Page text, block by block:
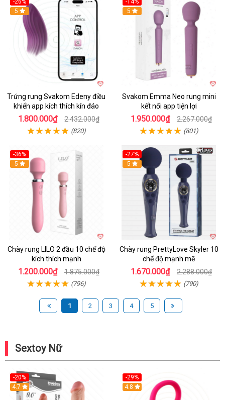
-26%
Hot
5
Trứng rung Svakom Edeny điều
khiển app kích thích kín đáo
1.800.000₫ 2.432.000₫
(820)
-14%
Hot
5
Svakom Emma Neo rung mini
kết nối app tiện lợi
1.950.000₫ 2.267.000₫
(801)
-36%
Hot
5
Chày rung LILO 2 đầu 10 chế độ
kích thích mạnh
1.200.000₫ 1.875.000₫
(796)
-27%
Hot
5
Chày rung PrettyLove Skyler 10
chế độ mạnh mẽ
1.670.000₫ 2.288.000₫
(790)
1 2 3 4 5
Sextoy Nữ
-20%
Hot
4.7
-29%
Hot
4.8